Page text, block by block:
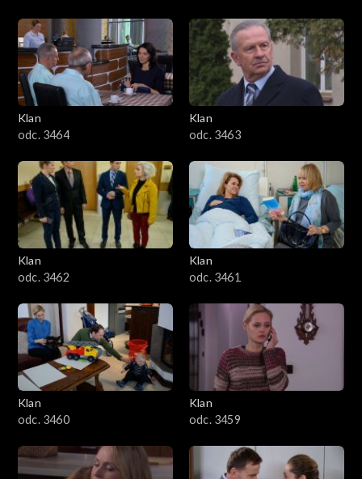
Klan
odc. 3464
Klan
odc. 3463
Klan
odc. 3462
Klan
odc. 3461
Klan
odc. 3460
Klan
odc. 3459